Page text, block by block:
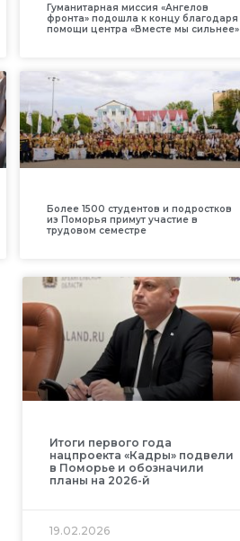
Гуманитарная миссия «Ангелов
фронта» подошла к концу благодаря
помощи центра «Вместе мы сильнее»
Более 1500 студентов и подростков
из Поморья примут участие в
трудовом семестре
Итоги первого года
нацпроекта «Кадры» подвели
в Поморье и обозначили
планы на 2026-й
19.02.2026